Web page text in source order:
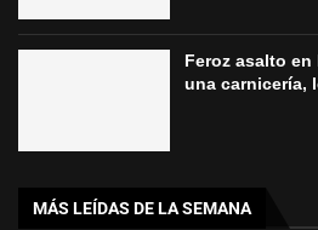
Feroz asalto
una carnicería,
MÁS LEÍDAS DE LA SEMANA